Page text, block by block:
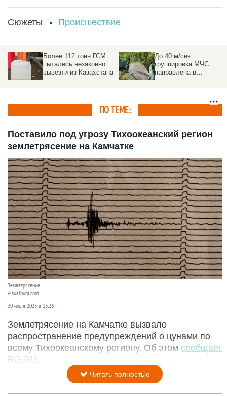
Сюжеты Происшествие
Более 112 тонн ГСМ
пытались незаконно
вывезти из Казахстана
До 40 м/сек:
группировка МЧС
направлена в
ПО ТЕМЕ:
Поставило под угрозу Тихоокеанский регион
землетрясение на Камчатке
Землетрясение.
visualhunt.com
30 июля 2025 в 13:26
Землетрясение на Камчатке вызвало
распространение предупреждений о цунами по
всему Тихоокеанскому региону. Об этом сообщает
RG.RU.
Читать полностью